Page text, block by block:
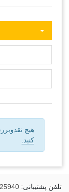
هیچ
کنید.
تلفن پشتیبانی: - 021